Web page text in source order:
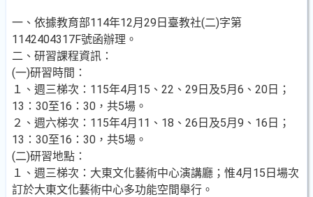
一、依據教育部114年12月29日臺教社(二)字第
1142404317F號函辦理。
二、研習課程資訊：
(一)研習時間：
１、週三梯次：115年4月15、22、29日及5月6、20日；
13：30至16：30，共5場。
２、週六梯次：115年4月11、18、26日及5月9、16日；
13：30至16：30，共5場。
(二)研習地點：
１、週三梯次：大東文化藝術中心演講廳；惟4月15日場次
訂於大東文化藝術中心多功能空間舉行。